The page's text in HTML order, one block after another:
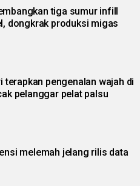
tiga sumur infill
dongkrak produksi migas
terapkan pengenalan wajah di
pelanggar pelat palsu
melemah jelang rilis data